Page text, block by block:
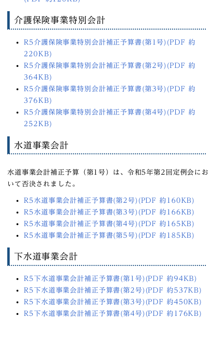
介護保険事業特別会計
R5介護保険事業特別会計補正予算書(第1号)(PDF 約
220KB)
R5介護保険事業特別会計補正予算書(第2号)(PDF 約
364KB)
R5介護保険事業特別会計補正予算書(第3号)(PDF 約
376KB)
R5介護保険事業特別会計補正予算書(第4号)(PDF 約
252KB)
水道事業会計
水道事業会計補正予算（第1号）は、令和5年第2回定例会にお
いて否決されました。
R5水道事業会計補正予算書(第2号)(PDF 約160KB)
R5水道事業会計補正予算書(第3号)(PDF 約166KB)
R5水道事業会計補正予算書(第4号)(PDF 約165KB)
R5水道事業会計補正予算書(第5号)(PDF 約185KB)
下水道事業会計
R5下水道事業会計補正予算書(第1号)(PDF 約94KB)
R5下水道事業会計補正予算書(第2号)(PDF 約537KB)
R5下水道事業会計補正予算書(第3号)(PDF 約450KB)
R5下水道事業会計補正予算書(第4号)(PDF 約176KB)